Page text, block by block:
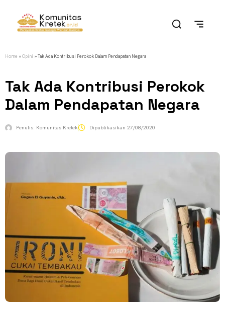
Home »Opini »Tak Ada Kontribusi Perokok Dalam Pendapatan Negara
Tak Ada Kontribusi Perokok
Dalam Pendapatan Negara
Penulis: Komunitas Kretek Dipublikasikan 27/08/2020